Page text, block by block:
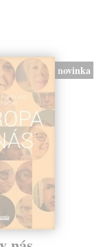
novinka